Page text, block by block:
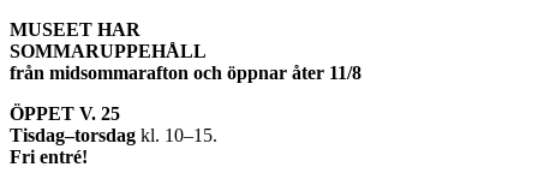
MUSEET HAR
SOMMARUPPEHÅLL
från midsommarafton och öppnar åter 11/8
ÖPPET V. 25
Tisdag–torsdag kl. 10–15.
Fri entré!